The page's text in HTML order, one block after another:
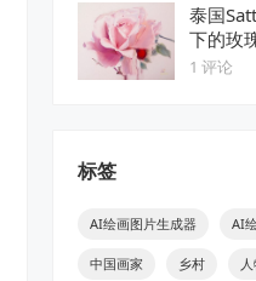
泰国
下的玫
1 评论
标签
AI绘画图片生成器 AI
中国画家 乡村